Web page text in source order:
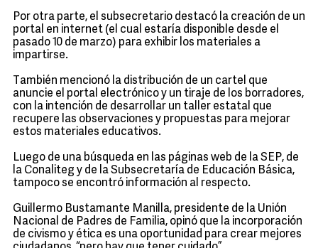
Por otra parte, el subsecretario destacó la creación de un
portal en internet (el cual estaría disponible desde el
pasado 10 de marzo) para exhibir los materiales a
impartirse.
También mencionó la distribución de un cartel que
anuncie el portal electrónico y un tiraje de los borradores,
con la intención de desarrollar un taller estatal que
recupere las observaciones y propuestas para mejorar
estos materiales educativos.
Luego de una búsqueda en las páginas web de la SEP, de
la Conaliteg y de la Subsecretaría de Educación Básica,
tampoco se encontró información al respecto.
Guillermo Bustamante Manilla, presidente de la Unión
Nacional de Padres de Familia, opinó que la incorporación
de civismo y ética es una oportunidad para crear mejores